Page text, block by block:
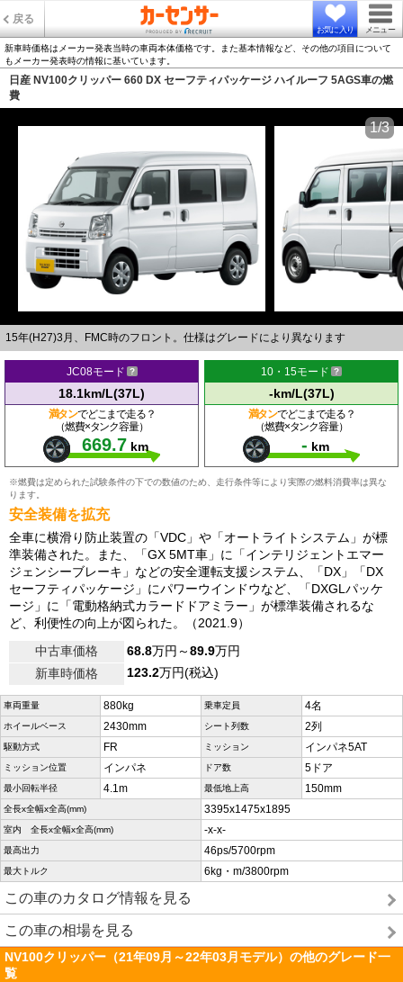
戻る
お気に入り メニュー
新車時価格はメーカー発表当時の車両本体価格です。また基本情報など、その他の項目について
もメーカー発表時の情報に基いています。
日産 NV100クリッパー 660 DX セーフティパッケージ ハイルーフ 5AGS車の燃
費
15年(H27)3月、FMC時のフロント。仕様はグレードにより異なります
1/3
JC08モード
18.1km/L(37L)
満タンでどこまで走る？
（燃費×タンク容量）
669.7 km
10・15モード
-km/L(37L)
満タンでどこまで走る？
（燃費×タンク容量）
- km
※燃費は定められた試験条件の下での数値のため、走行条件等により実際の燃料消費率は異な
ります。
安全装備を拡充
全車に横滑り防止装置の「VDC」や「オートライトシステム」が標
準装備された。また、「GX 5MT車」に「インテリジェントエマー
ジェンシーブレーキ」などの安全運転支援システム、「DX」「DX
セーフティパッケージ」にパワーウインドウなど、「DXGLパッケ
ージ」に「電動格納式カラードドアミラー」が標準装備されるな
ど、利便性の向上が図られた。（2021.9）
中古車価格
68.8万円～89.9万円
新車時価格
123.2万円(税込)
車両重量 880kg 乗車定員 4名
ホイールベース 2430mm シート列数 2列
駆動方式 FR ミッション インパネ5AT
ミッション位置 インパネ ドア数 5ドア
最小回転半径 4.1m 最低地上高 150mm
全長x全幅x全高(mm) 3395x1475x1895
室内 全長x全幅x全高(mm) -x-x-
最高出力 46ps/5700rpm
最大トルク 6kg・m/3800rpm
この車のカタログ情報を見る
この車の相場を見る
NV100クリッパー（21年09月～22年03月モデル）の他のグレード一
覧